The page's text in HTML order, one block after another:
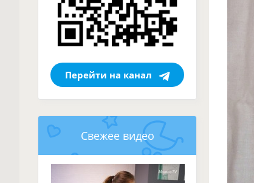
Перейти на канал
Свежее видео